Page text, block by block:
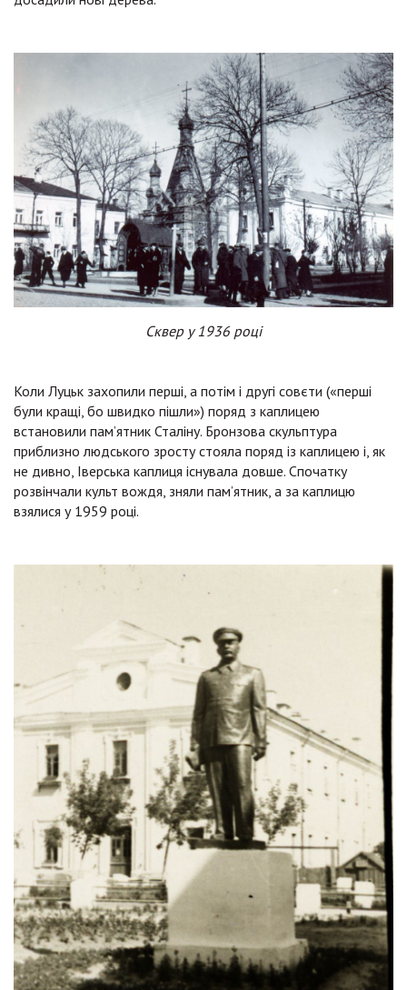
Сквер у 1936 році
Коли Луцьк захопили перші, а потім і другі совєти («перші
були кращі, бо швидко пішли») поряд з каплицею
встановили пам’ятник Сталіну. Бронзова скульптура
приблизно людського зросту стояла поряд із каплицею і, як
не дивно, Іверська каплиця існувала довше. Спочатку
розвінчали культ вождя, зняли пам’ятник, а за каплицю
взялися у 1959 році.